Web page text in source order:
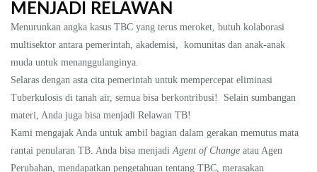
MENJADI RELAWAN
Menurunkan angka kasus TBC yang terus meroket, butuh kolaborasi
multisektor antara pemerintah, akademisi, komunitas dan anak-anak
muda untuk menanggulanginya.
Selaras dengan asta cita pemerintah untuk mempercepat eliminasi
Tuberkulosis di tanah air, semua bisa berkontribusi! Selain sumbangan
materi, Anda juga bisa menjadi Relawan TB!
Kami mengajak Anda untuk ambil bagian dalam gerakan memutus mata
rantai penularan TB. Anda bisa menjadiAgent of Change atau Agen
Perubahan, mendapatkan pengetahuan tentang TBC, merasakan